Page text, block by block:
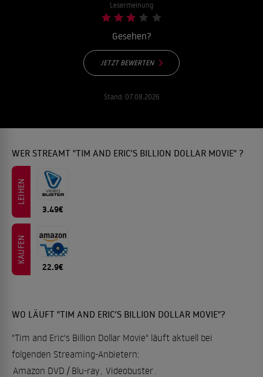
Lesermeinung
Gesehen?
JETZT BEWERTEN
Stand: 07.08.2026
WER STREAMT "TIM AND ERIC'S BILLION DOLLAR MOVIE" ?
LEIHEN
3.49€
KAUFEN
22.9€
WO LÄUFT "TIM AND ERIC'S BILLION DOLLAR MOVIE"?
"Tim and Eric's Billion Dollar Movie" läuft aktuell bei
folgenden Streaming-Anbietern:
Amazon DVD / Blu-ray, Videobuster.